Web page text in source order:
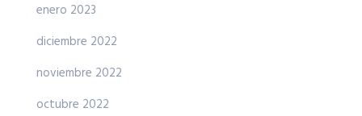
enero 2023
diciembre 2022
noviembre 2022
octubre 2022